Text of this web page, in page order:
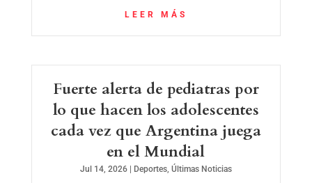
LEER MÁS
Fuerte alerta de pediatras por
lo que hacen los adolescentes
cada vez que Argentina juega
en el Mundial
Jul 14, 2026| Deportes, Últimas Noticias